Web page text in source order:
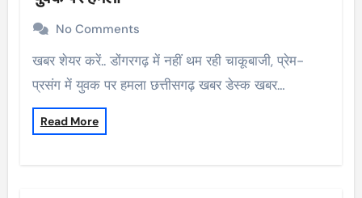
No Comments
खबर शेयर करें.. डोंगरगढ़ में नहीं थम रही चाकूबाजी, प्रेम-
प्रसंग में युवक पर हमला छत्तीसगढ़ खबर डेस्क खबर…
Read More